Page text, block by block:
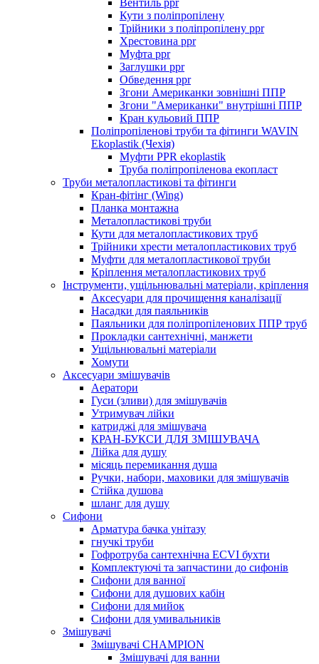
Вентиль ppr
Кути з поліпропілену
Трійники з поліпропілену ppr
Хрестовина ppr
Муфта ppr
Заглушки ppr
Обведення ppr
Згони Американки зовнішні ППР
Згони "Американки" внутрішні ППР
Кран кульовий ППР
Поліпропіленові труби та фітинги WAVIN
Ekoplastik (Чехія)
Муфти PPR ekoplastik
Труба поліпропіленова екопласт
Труби металопластикові та фітинги
Кран-фітінг (Wing)
Планка монтажна
Металопластикові труби
Кути для металопластикових труб
Трійники хрести металопластикових труб
Муфти для металопластикової труби
Кріплення металопластикових труб
Інструменти, ущільнювальні матеріали, кріплення
Аксесуари для прочищення каналізації
Насадки для паяльників
Паяльники для поліпропіленових ППР труб
Прокладки сантехнічні, манжети
Ущільнювальні матеріали
Хомути
Аксесуари змішувачів
Аератори
Гуси (зливи) для змішувачів
Утримувач лійки
катриджі для змішувача
КРАН-БУКСИ ДЛЯ ЗМІШУВАЧА
Лійка для душу
місяць перемикання душа
Ручки, набори, маховики для змішувачів
Стійка душова
шланг для душу
Сифони
Арматура бачка унітазу
гнучкі труби
Гофротруба сантехнічна ECVI бухти
Комплектуючі та запчастини до сифонів
Сифони для ванної
Сифони для душових кабін
Сифони для мийок
Сифони для умивальників
Змішувачі
Змішувачі CHAMPION
Змішувачі для ванни